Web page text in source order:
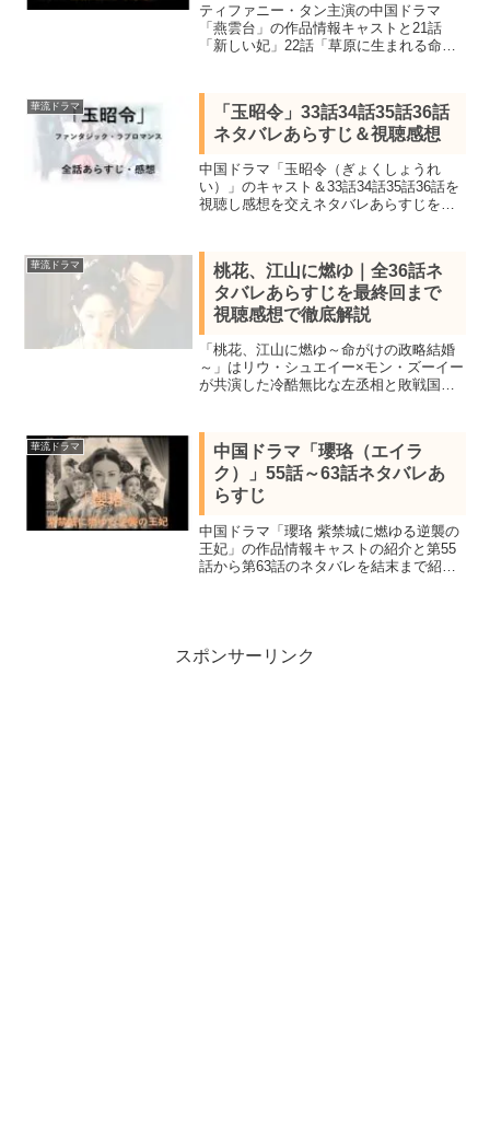
ティファニー・タン主演の中国ドラマ
「燕雲台」の作品情報キャストと21話
「新しい妃」22話「草原に生まれる命」
末まで紹介。中国史上初の征服王朝・遼
の皇后蕭燕燕の壮絶な人生。
華流ドラマ
「玉昭令」33話34話35話36話
ネタバレあらすじ＆視聴感想
中国ドラマ「玉昭令（ぎょくしょうれ
い）」のキャスト＆33話34話35話36話を
視聴し感想を交えネタバレあらすじを紹
ーシャン＆グアンホンのW主演のファン
タジック・ラブロマンス
華流ドラマ
桃花、江山に燃ゆ｜全36話ネ
タバレあらすじを最終回まで
視聴感想で徹底解説
「桃花、江山に燃ゆ～命がけの政略結婚
～」はリウ・シュエイー×モン・ズーイー
が共演した冷酷無比な左丞相と敗戦国の
ト、最終回結末までネタバレ感想で詳し
く紹介します。
華流ドラマ
中国ドラマ「瓔珞（エイラ
ク）」55話～63話ネタバレあ
らすじ
中国ドラマ「瓔珞 紫禁城に燃ゆる逆襲の
王妃」の作品情報キャストの紹介と第55
話から第63話のネタバレを結末まで紹
スポンサーリンク